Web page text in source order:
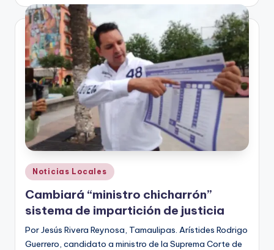
Publicado
en
Noticias Locales
Cambiará “ministro chicharrón”
sistema de impartición de justicia
Por Jesús Rivera Reynosa, Tamaulipas. Arístides Rodrigo
Guerrero, candidato a ministro de la Suprema Corte de